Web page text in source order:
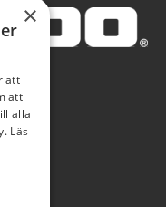
×
att
att
alla
Läs